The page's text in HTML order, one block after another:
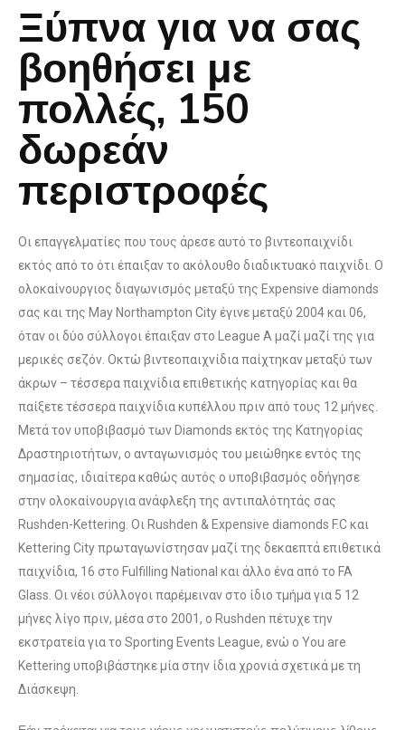
Ξύπνα για να σας
βοηθήσει με
πολλές, 150
δωρεάν
περιστροφές
Οι επαγγελματίες που τους άρεσε αυτό το βιντεοπαιχνίδι
εκτός από το ότι έπαιξαν το ακόλουθο διαδικτυακό παιχνίδι. Ο
ολοκαίνουργιος διαγωνισμός μεταξύ της Expensive diamonds
σας και της May Northampton City έγινε μεταξύ 2004 και 06,
όταν οι δύο σύλλογοι έπαιξαν στο League A μαζί μαζί της για
μερικές σεζόν. Οκτώ βιντεοπαιχνίδια παίχτηκαν μεταξύ των
άκρων – τέσσερα παιχνίδια επιθετικής κατηγορίας και θα
παίξετε τέσσερα παιχνίδια κυπέλλου πριν από τους 12 μήνες.
Μετά τον υποβιβασμό των Diamonds εκτός της Κατηγορίας
Δραστηριοτήτων, ο ανταγωνισμός του μειώθηκε εντός της
σημασίας, ιδιαίτερα καθώς αυτός ο υποβιβασμός οδήγησε
στην ολοκαίνουργια ανάφλεξη της αντιπαλότητάς σας
Rushden-Kettering. Οι Rushden & Expensive diamonds F.C και
Kettering City πρωταγωνίστησαν μαζί της δεκαεπτά επιθετικά
παιχνίδια, 16 στο Fulfilling National και άλλο ένα από το FA
Glass. Οι νέοι σύλλογοι παρέμειναν στο ίδιο τμήμα για 5 12
μήνες λίγο πριν, μέσα στο 2001, ο Rushden πέτυχε την
εκστρατεία για το Sporting Events League, ενώ ο You are
Kettering υποβιβάστηκε μία στην ίδια χρονιά σχετικά με τη
Διάσκεψη.